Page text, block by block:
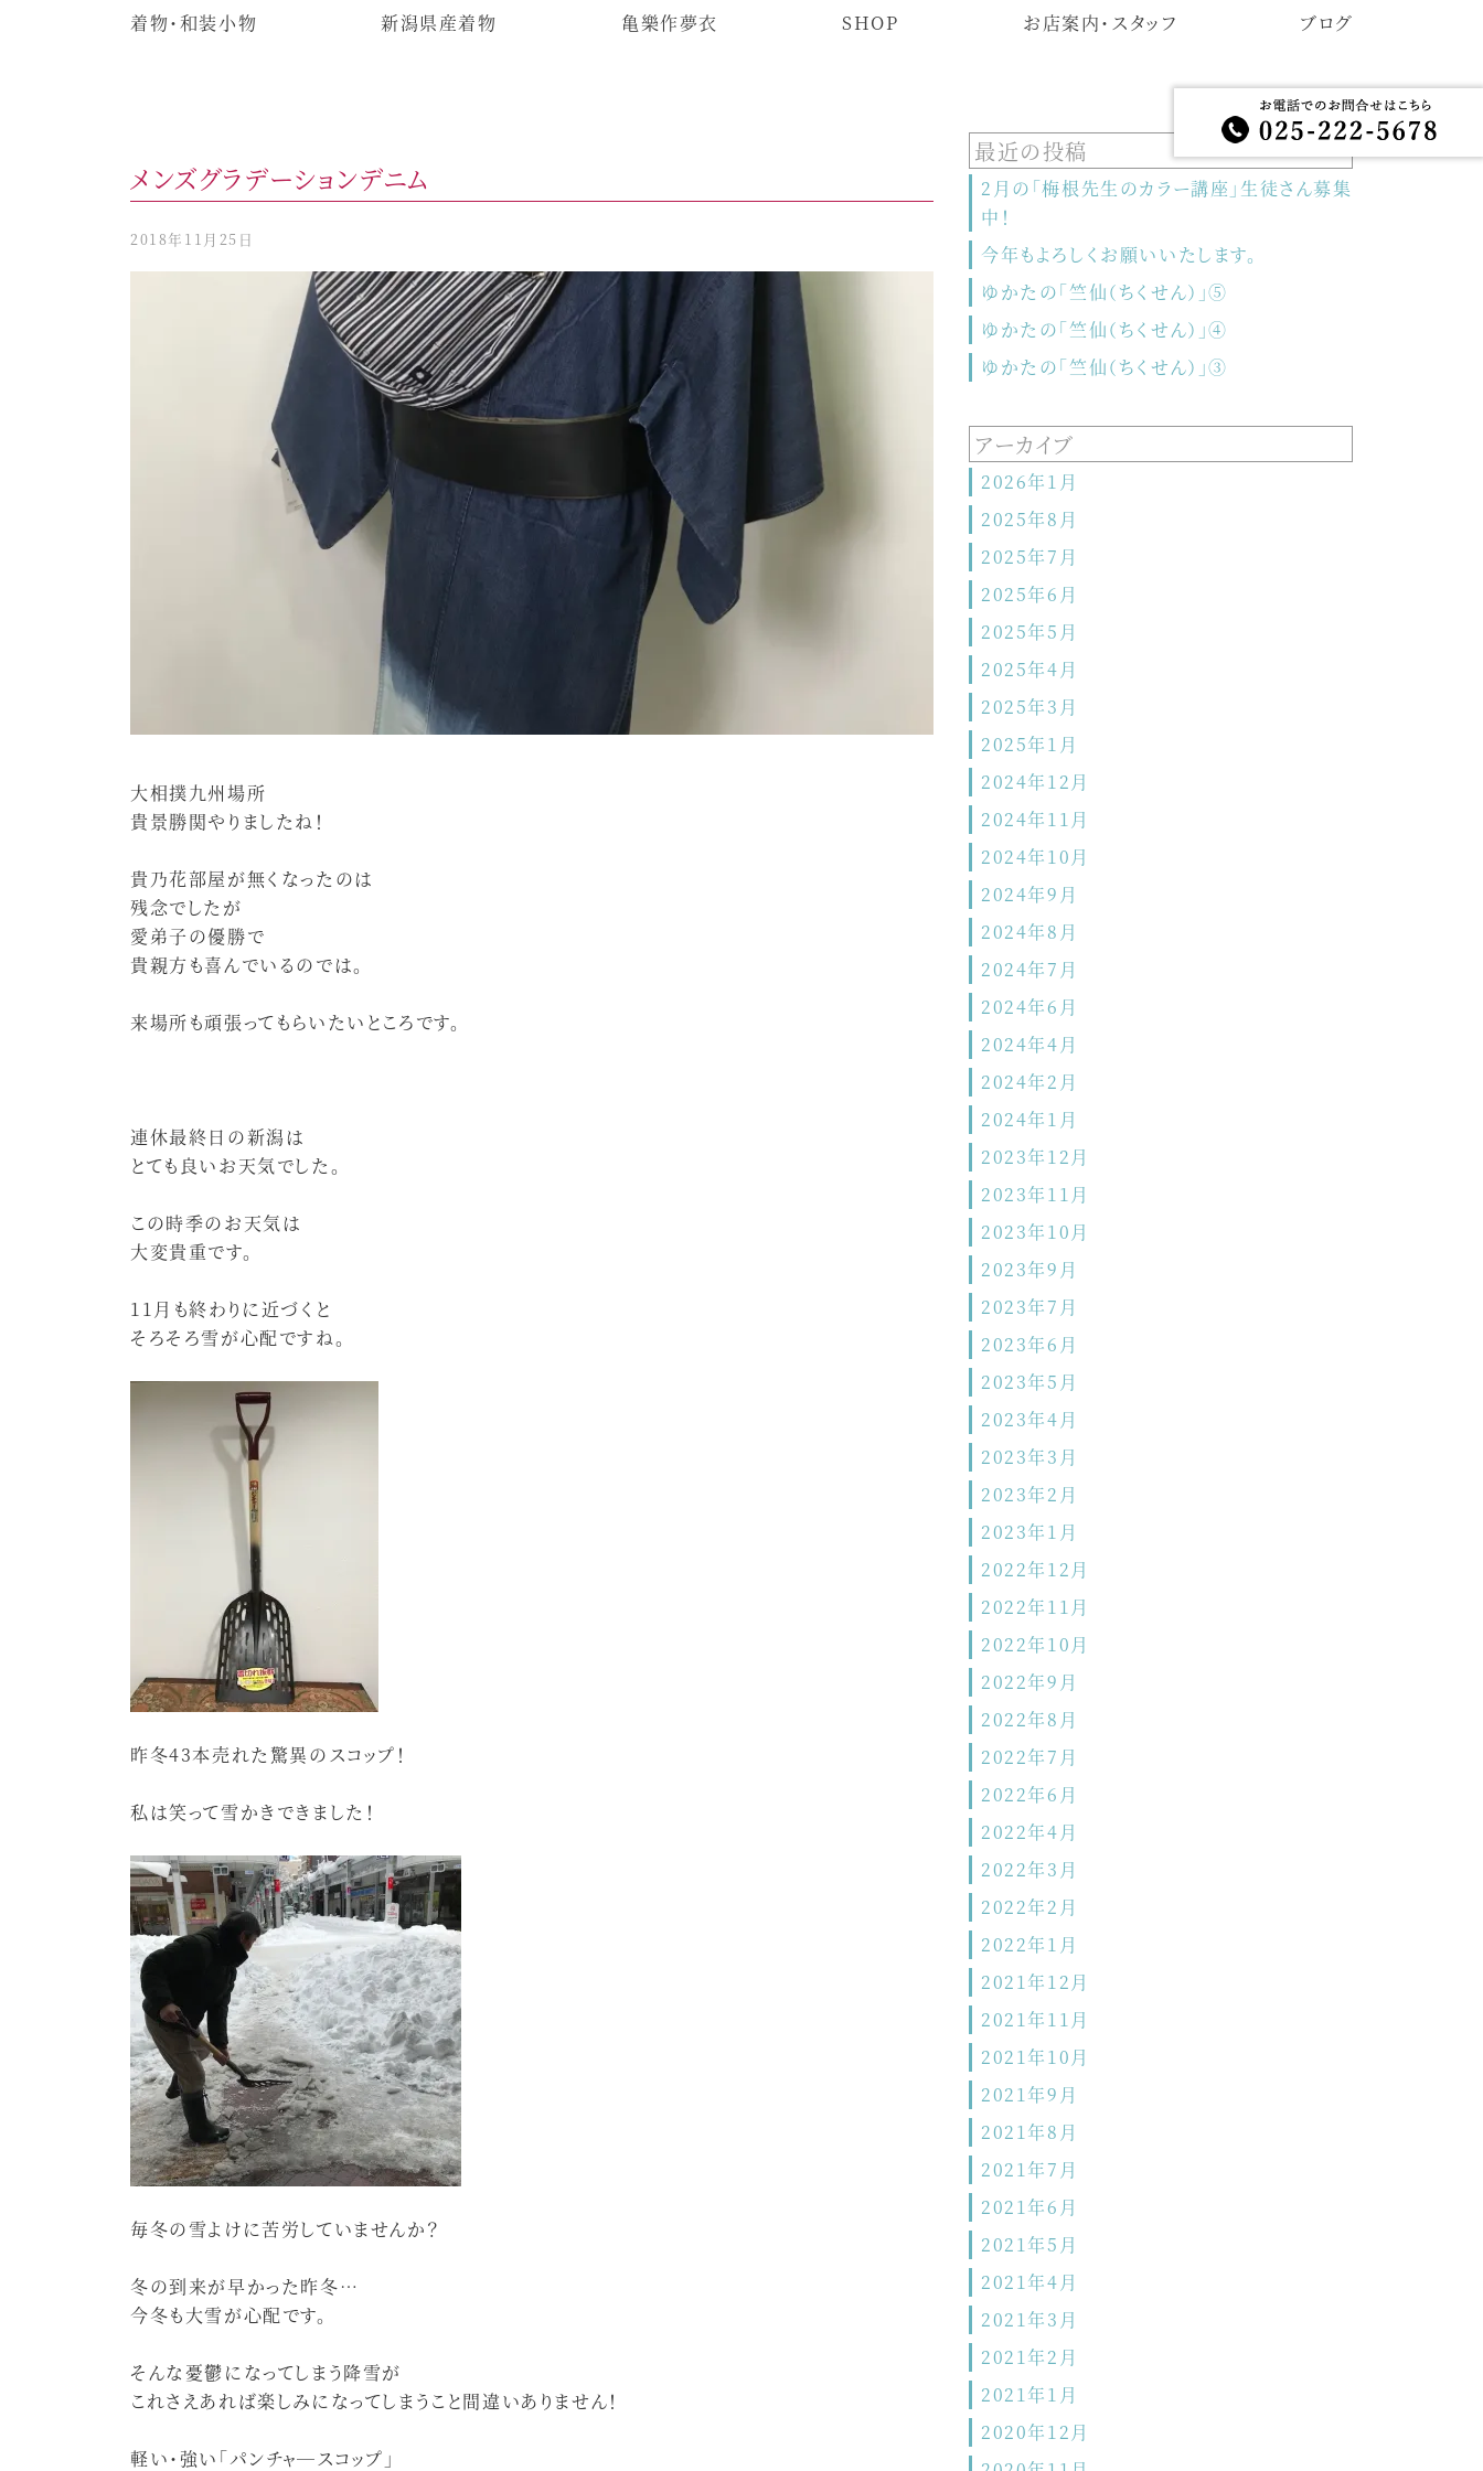
着物・和装小物 新潟県産着物 亀樂作夢衣 SHOP お店案内・スタッフ ブログ
メンズグラデーションデニム
2018年11月25日
大相撲九州場所
貴景勝関やりましたね！
貴乃花部屋が無くなったのは
残念でしたが
愛弟子の優勝で
貴親方も喜んでいるのでは。
来場所も頑張ってもらいたいところです。
連休最終日の新潟は
とても良いお天気でした。
この時季のお天気は
大変貴重です。
11月も終わりに近づくと
そろそろ雪が心配ですね。
昨冬43本売れた驚異のスコップ！
私は笑って雪かきできました！
毎冬の雪よけに苦労していませんか？
冬の到来が早かった昨冬…
今冬も大雪が心配です。
そんな憂鬱になってしまう降雪が
これさえあれば楽しみになってしまうこと間違いありません！
軽い・強い「パンチャ―スコップ」
最近の投稿
2月の「梅根先生のカラー講座」生徒さん募集
中！
今年もよろしくお願いいたします。
ゆかたの「竺仙（ちくせん）」⑤
ゆかたの「竺仙（ちくせん）」④
ゆかたの「竺仙（ちくせん）」③
アーカイブ
2026年1月
2025年8月
2025年7月
2025年6月
2025年5月
2025年4月
2025年3月
2025年1月
2024年12月
2024年11月
2024年10月
2024年9月
2024年8月
2024年7月
2024年6月
2024年4月
2024年2月
2024年1月
2023年12月
2023年11月
2023年10月
2023年9月
2023年7月
2023年6月
2023年5月
2023年4月
2023年3月
2023年2月
2023年1月
2022年12月
2022年11月
2022年10月
2022年9月
2022年8月
2022年7月
2022年6月
2022年4月
2022年3月
2022年2月
2022年1月
2021年12月
2021年11月
2021年10月
2021年9月
2021年8月
2021年7月
2021年6月
2021年5月
2021年4月
2021年3月
2021年2月
2021年1月
2020年12月